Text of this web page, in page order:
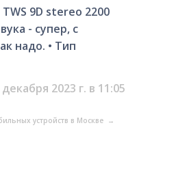
9D stereo 2200
- супер, с
надо. • Тип
декабря 2023 г. в 11:05
устройств в Москве →